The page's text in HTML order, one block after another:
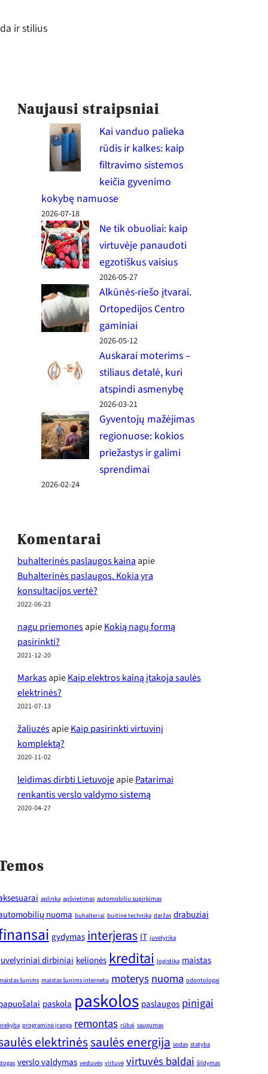
ir stilius
Naujausi straipsniai
Kai vanduo palieka
rūdis ir kalkes: kaip
filtravimo sistemos
keičia gyvenimo
kokybę namuose
2026-07-18
Ne tik obuoliai: kaip
virtuvėje panaudoti
egzotiškus vaisius
2026-05-27
Alkūnės-riešo įtvarai.
Ortopedijos Centro
gaminiai
2026-05-12
Auskarai moterims –
stiliaus detalė, kuri
atspindi asmenybę
2026-03-21
Gyventojų mažėjimas
regionuose: kokios
priežastys ir galimi
sprendimai
2026-02-24
Komentarai
buhalterinės paslaugos kainaapie
Buhalterinės paslaugos. Kokia yra
konsultacijos vertė?
2022-06-23
nagu priemonesapieKokią nagų formą
pasirinkti?
2021-12-20
MarkasapieKaip elektros kainą įtakoja saulės
elektrinės?
2021-07-13
žaliuzėsapieKaip pasirinkti virtuvinį
komplektą?
2020-11-02
leidimas dirbti LietuvojeapiePatarimai
renkantis verslo valdymo sistemą
2020-04-27
aplinka apšvietimas automobiliu supirkimas
nuoma buhalteriai buitinė technika daržas drabuziai
gydymas interjeras IT juvelyrika
dirbiniai kelionėskreditai logistika maistas
šunims maistas šunims internetu moterys nuoma odontologai
paskola paskolos paslaugos pinigai
programinė įranga remontas rūbai saugumas
elektrinėssaulės energija sodas statyba
verslo valdymas vestuvės virtuvė virtuvės baldai šildymas